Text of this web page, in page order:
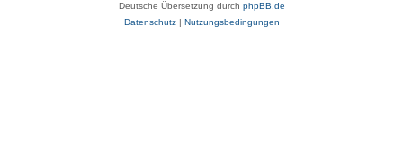
Deutsche Übersetzung durch phpBB.de
Datenschutz| Nutzungsbedingungen